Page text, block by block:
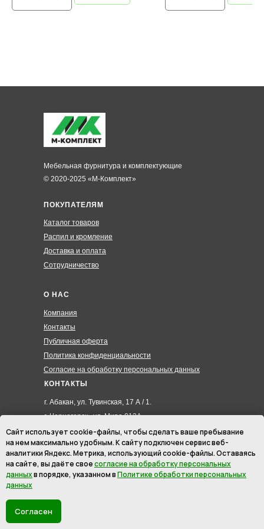
ПОКУПАТЕЛЯМ
Каталог товаров
Распил и кромление
Доставка и оплата
Сотрудничество
О НАС
Компания
Контакты
Публичная оферта
Политика конфиденциальности
Согласие на обработку персональных данных
КОНТАКТЫ
г. Абакан, ул. Тувинская, 17 А / 1.
г. Черногорск , ул. Мира 012А
8 (3902) 285-171
8 (908) 326-24-00
8 (902) 467-09-70
hmk19@mail.ru
© 2020-2025 «М-Комплект»
ОГРНИП: 310190333700022
Мебельная фурнитура и комплектующие
Сайт использует cookie-файлы, чтобы сделать ваше пребывание
на нем максимально удобным. К cайту подключен сервис веб-
аналитики Яндекс. Метрика, использующий cookie-файлы. Оставаясь
на сайте, вы даёте своесогласие на обработку персональных
данныхв порядке, указанном вПолитике обработки персональных
данных
Согласен